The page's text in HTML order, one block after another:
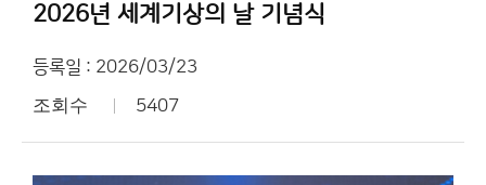
2026년 세계기상의 날 기념식
등록일 : 2026/03/23
조회수 5407